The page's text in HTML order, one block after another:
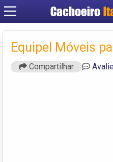
Cachoeiro
Equipel Móveis
Compartilhar